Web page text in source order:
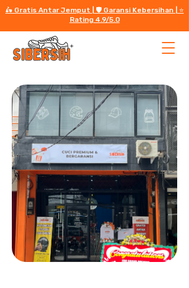
🛵 Gratis Antar Jemput | 🛡️ Garansi Kebersihan | ⭐️
Rating 4.9/5.0